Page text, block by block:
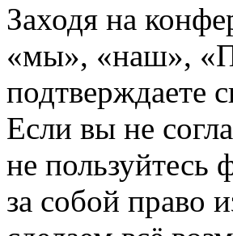
Заходя на
«мы», «наш»,
подтверждаете
Если вы не
не
за собой право